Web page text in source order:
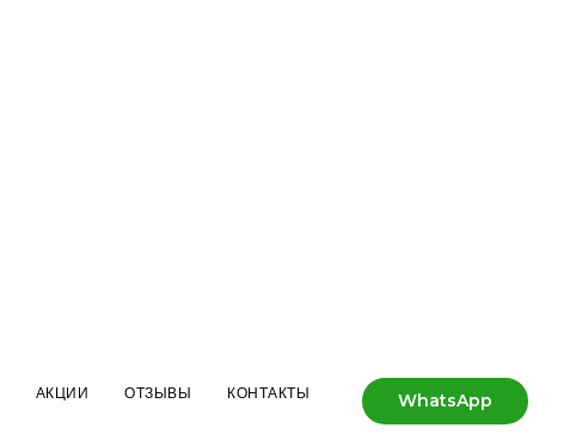
АКЦИИ ОТЗЫВЫ
КОНТАКТЫ
WhatsApp